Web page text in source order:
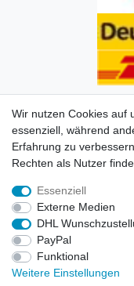
Impressum
© Copyright 2026 |
Handelsgesellschaft
Alle Markennamen,
Produktbilder und
rechtmäßigen
Wir nutzen Cookies auf
essenziell, während
Erfahrung zu
Rechten als Nutzer
Essenziell
Externe Medien
DHL
PayPal
Funktional
Weitere Einstellungen